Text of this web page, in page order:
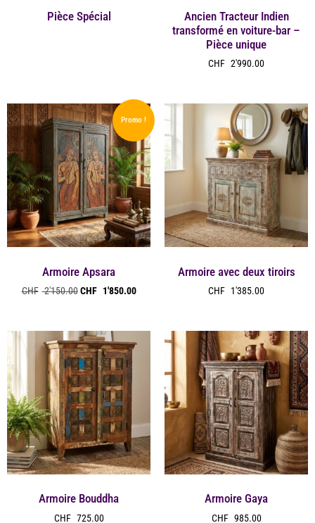
Pièce Spécial
Ancien Tracteur Indien
transformé en voiture-bar –
Pièce unique
CHF 2'990.00
Promo !
Armoire Apsara
CHF 2'150.00 CHF 1'850.00
Armoire avec deux tiroirs
CHF 1'385.00
Armoire Bouddha
CHF 725.00
Armoire Gaya
CHF 985.00